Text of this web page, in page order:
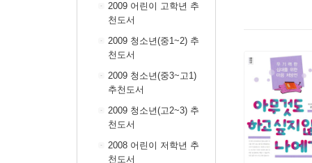
2009 어린이 고학년 추
천도서
2009 청소년(중1~2) 추
천도서
2009 청소년(중3~고1)
추천도서
2009 청소년(고2~3) 추
천도서
2008 어린이 저학년 추
천도서